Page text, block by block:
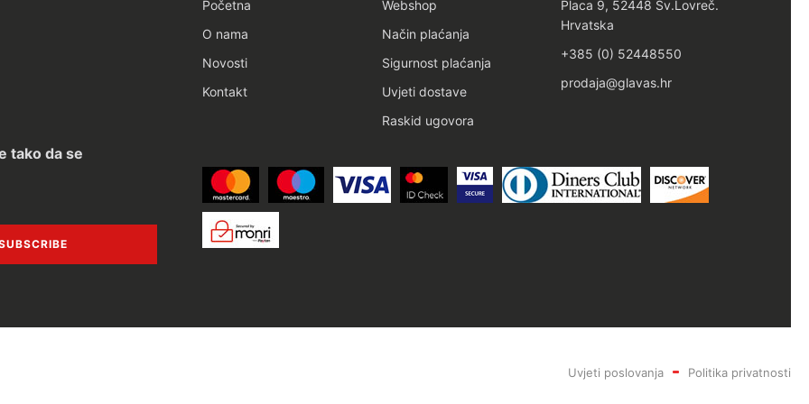
tako da se
Početna
O nama
Novosti
Kontakt
Webshop
Način plaćanja
Sigurnost plaćanja
Uvjeti dostave
Raskid ugovora
Placa 9, 52448 Sv.Lovreč.
Hrvatska
+385 (0) 52448550
prodaja@glavas.hr
Uvjeti poslovanja Politika privatnosti